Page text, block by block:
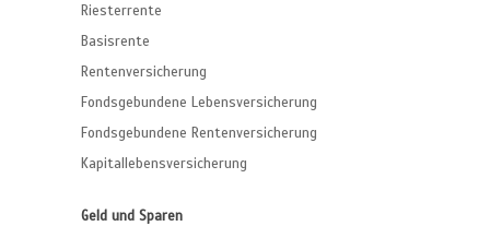
Riesterrente
Basisrente
Rentenversicherung
Fondsgebundene Lebensversicherung
Fondsgebundene Rentenversicherung
Kapitallebensversicherung
Geld und Sparen